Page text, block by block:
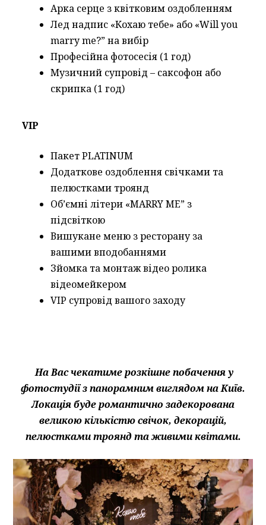
Арка серце з квітковим оздобленням
Лед надпис «Кохаю тебе» або «Will you
marry me?” на вибір
Професійна фотосесія (1 год)
Музичний супровід – саксофон або
скрипка (1 год)
VIP
Пакет PLATINUM
Додаткове оздоблення свічками та
пелюстками троянд
Обʼємні літери «MARRY ME” з
підсвіткою
Вишукане меню з ресторану за
вашими вподобаннями
Зйомка та монтаж відео ролика
відеомейкером
VIP супровід вашого заходу
На Вас чекатиме розкішне побачення у
фотостудії з панорамним виглядом на Київ.
Локація буде романтично задекорована
великою кількістю свічок, декорацій,
пелюстками троянд та живими квітами.